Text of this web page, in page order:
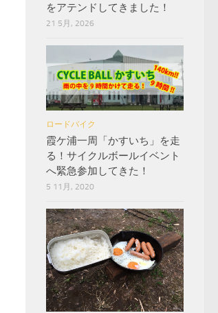
をアテンドしてきました！
21 5月, 2026
ロードバイク
霞ケ浦一周「かすいち」を走
る！サイクルボールイベント
へ緊急参加してきた！
5 11月, 2020